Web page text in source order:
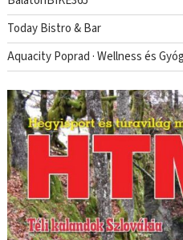
Today Bistro & Bar
Aquacity Poprad · Wellness és